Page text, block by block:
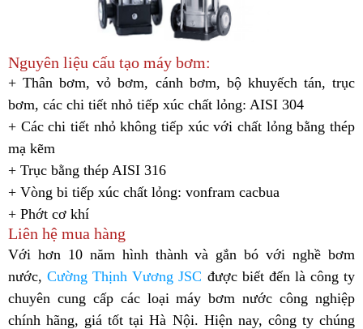
Nguyên liệu cấu tạo máy bơm:
+ Thân bơm, vỏ bơm, cánh bơm, bộ khuyếch tán, trục
bơm, các chi tiết nhỏ tiếp xúc chất lỏng: AISI 304
+ Các chi tiết nhỏ không tiếp xúc với chất lỏng bằng thép
mạ kẽm
+ Trục bằng thép AISI 316
+ Vòng bi tiếp xúc chất lỏng: vonfram cacbua
+ Phớt cơ khí
Liên hệ mua hàng
Với hơn 10 năm hình thành và gắn bó với nghề bơm
nước, Cường Thịnh Vương JSC được biết đến là công ty
chuyên cung cấp các loại máy bơm nước công nghiệp
chính hãng, giá tốt tại Hà Nội. Hiện nay, công ty chúng